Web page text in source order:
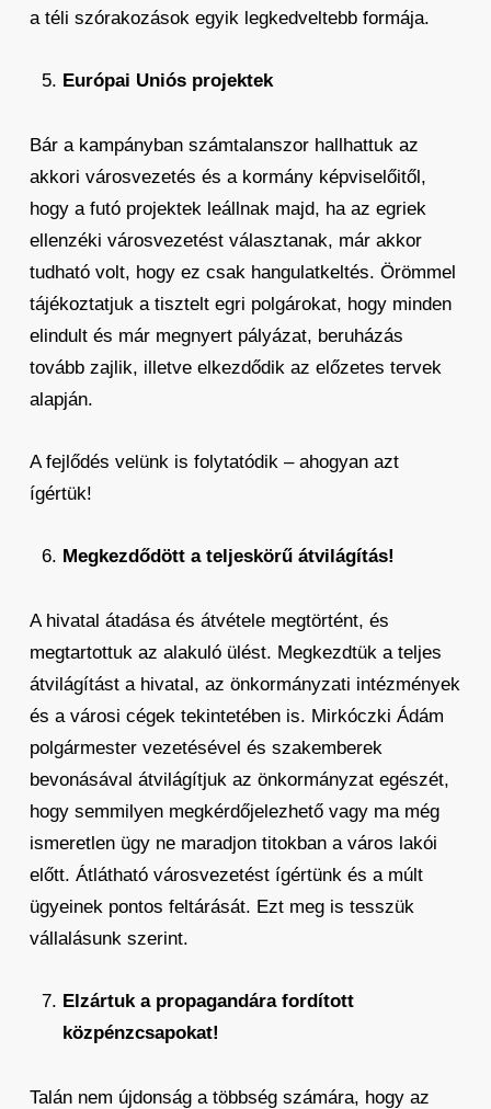
a téli szórakozások egyik legkedveltebb formája.
Európai Uniós projektek
Bár a kampányban számtalanszor hallhattuk az
akkori városvezetés és a kormány képviselőitől,
hogy a futó projektek leállnak majd, ha az egriek
ellenzéki városvezetést választanak, már akkor
tudható volt, hogy ez csak hangulatkeltés. Örömmel
tájékoztatjuk a tisztelt egri polgárokat, hogy minden
elindult és már megnyert pályázat, beruházás
tovább zajlik, illetve elkezdődik az előzetes tervek
alapján.
A fejlődés velünk is folytatódik – ahogyan azt
ígértük!
Megkezdődött a teljeskörű átvilágítás!
A hivatal átadása és átvétele megtörtént, és
megtartottuk az alakuló ülést. Megkezdtük a teljes
átvilágítást a hivatal, az önkormányzati intézmények
és a városi cégek tekintetében is. Mirkóczki Ádám
polgármester vezetésével és szakemberek
bevonásával átvilágítjuk az önkormányzat egészét,
hogy semmilyen megkérdőjelezhető vagy ma még
ismeretlen ügy ne maradjon titokban a város lakói
előtt. Átlátható városvezetést ígértünk és a múlt
ügyeinek pontos feltárását. Ezt meg is tesszük
vállalásunk szerint.
Elzártuk a propagandára fordított
közpénzcsapokat!
Talán nem újdonság a többség számára, hogy az